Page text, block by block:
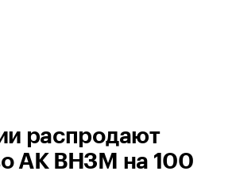
распродают
АК ВНЗМ на 100